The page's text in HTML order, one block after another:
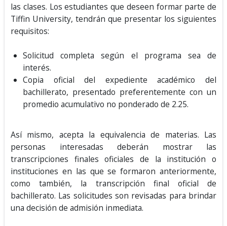
las clases. Los estudiantes que deseen formar parte de
Tiffin University, tendrán que presentar los siguientes
requisitos:
Solicitud completa según el programa sea de
interés.
Copia oficial del expediente académico del
bachillerato, presentado preferentemente con un
promedio acumulativo no ponderado de 2.25.
Así mismo, acepta la equivalencia de materias. Las
personas interesadas deberán mostrar las
transcripciones finales oficiales de la institución o
instituciones en las que se formaron anteriormente,
como también, la transcripción final oficial de
bachillerato. Las solicitudes son revisadas para brindar
una decisión de admisión inmediata.